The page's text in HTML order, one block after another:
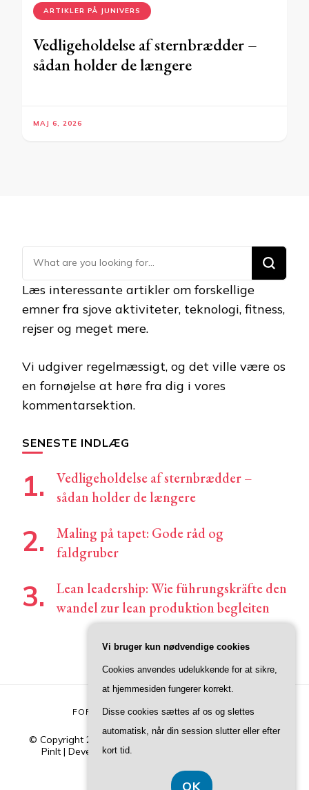
ARTIKLER PÅ JUNIVERS
Vedligeholdelse af sternbrædder –
sådan holder de længere
MAJ 6, 2026
Looking
for
Something?
Læs interessante artikler om forskellige
emner fra sjove aktiviteter, teknologi, fitness,
rejser og meget mere.
Vi udgiver regelmæssigt, og det ville være os
en fornøjelse at høre fra dig i vores
kommentarsektion.
SENESTE INDLÆG
Vedligeholdelse af sternbrædder –
sådan holder de længere
Maling på tapet: Gode råd og
faldgruber
Lean leadership: Wie führungskräfte den
wandel zur lean produktion begleiten
© Copyright 2026 . All Rights Reserved.
PinIt | Developed By
FORSIDE KONTAKT PRIVATLIVSPOLITIK
Vi bruger kun nødvendige cookies
Cookies anvendes udelukkende for at sikre,
at hjemmesiden fungerer korrekt.
Disse cookies sættes af os og slettes
automatisk, når din session slutter eller efter
kort tid.
OK